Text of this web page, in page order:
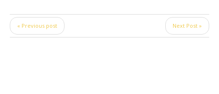
« Previous post Next Post »